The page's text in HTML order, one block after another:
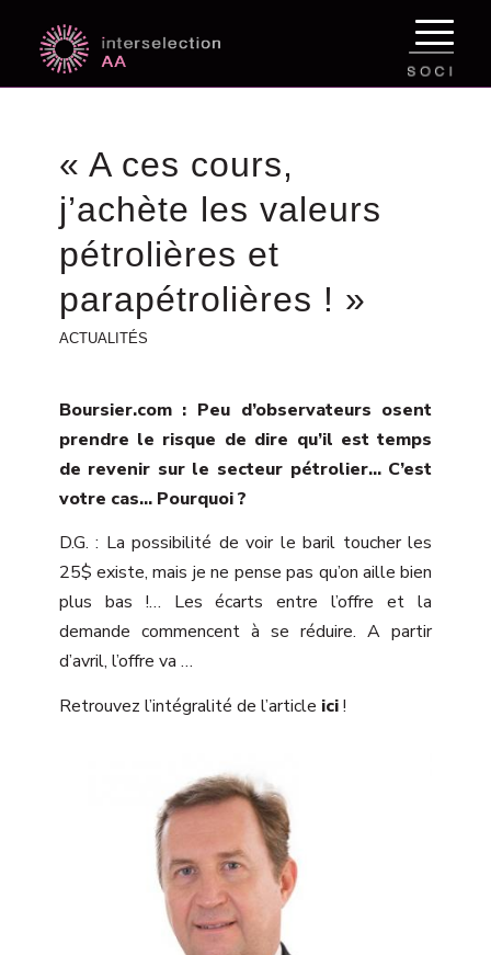
« A ces cours,
j’achète les valeurs
pétrolières et
parapétrolières ! »
ACTUALITÉS
Boursier.com : Peu d’observateurs osent
prendre le risque de dire qu’il est temps
de revenir sur le secteur pétrolier… C’est
votre cas… Pourquoi ?
D.G. : La possibilité de voir le baril toucher les
25$ existe, mais je ne pense pas qu’on aille bien
plus bas !… Les écarts entre l’offre et la
demande commencent à se réduire. A partir
d’avril, l’offre va …
Retrouvez l’intégralité de l’article ici !